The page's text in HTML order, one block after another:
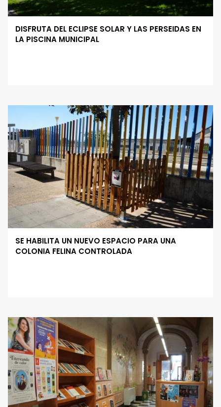
DISFRUTA DEL ECLIPSE SOLAR Y LAS PERSEIDAS EN
LA PISCINA MUNICIPAL
SE HABILITA UN NUEVO ESPACIO PARA UNA
COLONIA FELINA CONTROLADA